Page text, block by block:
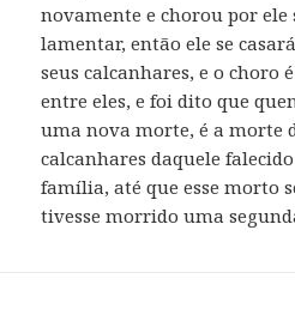
novamente e chorou por
lamentar, então ele se
seus calcanhares, e o choro
entre eles, e foi dito que
uma nova morte, é a morte
calcanhares daquele
família, até que esse morto
tivesse morrido uma